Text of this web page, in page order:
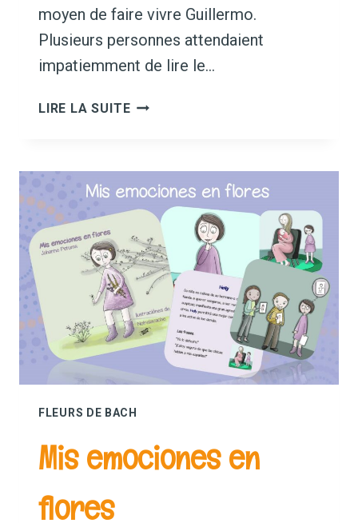
moyen de faire vivre Guillermo.
Plusieurs personnes attendaient
impatiemment de lire le…
LIRE LA SUITEGUILLERMO
FLEURS DE BACH
Mis emociones en
flores